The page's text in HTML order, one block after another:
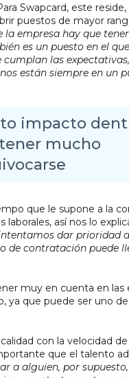
Swapcard, este reside,
puestos de mayor
empresa hay que
es un puesto en el
las
están siempre en un
impacto
mucho
que le supone a la
así nos lo
dar prioridad
de contratación puede
muy en cuenta en las
ya que puede ser uno
con la velocidad de
que el talento
a alguien, por